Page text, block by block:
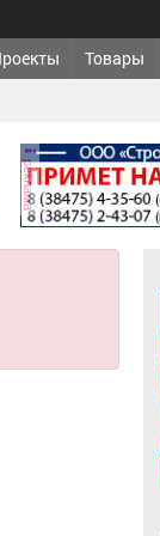
Товары
реклама